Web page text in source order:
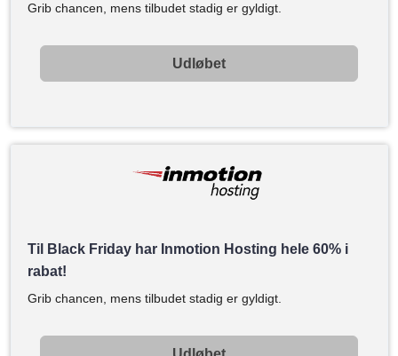
Grib chancen, mens tilbudet stadig er gyldigt.
Udløbet
Til Black Friday har Inmotion Hosting hele 60% i
rabat!
Grib chancen, mens tilbudet stadig er gyldigt.